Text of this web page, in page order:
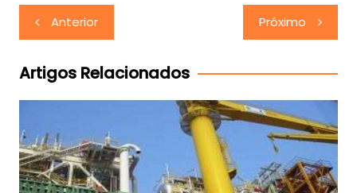
Navegação
de
Post
Anterior Próximo
Artigos Relacionados